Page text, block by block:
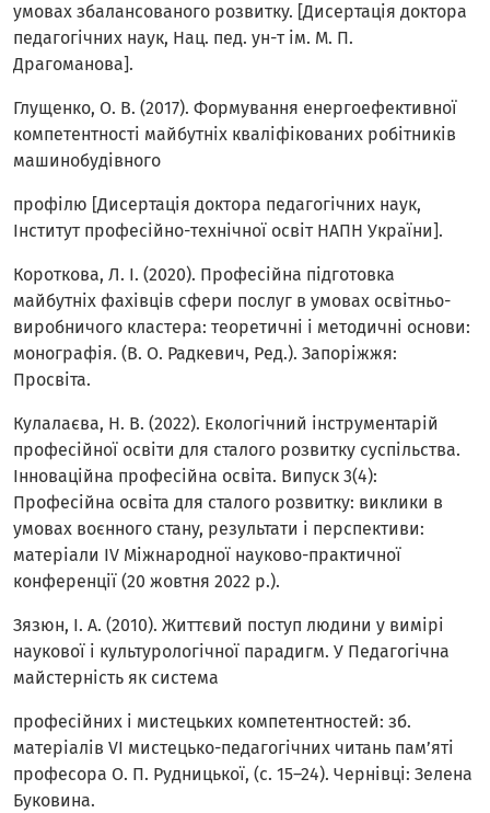
умовах збалансованого розвитку. [Дисертація доктора
педагогічних наук, Нац. пед. ун-т ім. М. П.
Драгоманова].
Глущенко, О. В. (2017). Формування енергоефективної
компетентності майбутніх кваліфікованих робітників
машинобудівного
профілю [Дисертація доктора педагогічних наук,
Інститут професійно-технічної освіт НАПН України].
Короткова, Л. І. (2020). Професійна підготовка
майбутніх фахівців сфери послуг в умовах освітньо-
виробничого кластера: теоретичні і методичні основи:
монографія. (В. О. Радкевич, Ред.). Запоріжжя:
Просвіта.
Кулалаєва, Н. В. (2022). Екологічний інструментарій
професійної освіти для сталого розвитку суспільства.
Інноваційна професійна освіта. Випуск 3(4):
Професійна освіта для сталого розвитку: виклики в
умовах воєнного стану, результати і перспективи:
матеріали ІV Міжнародної науково-практичної
конференції (20 жовтня 2022 р.).
Зязюн, І. А. (2010). Життєвий поступ людини у вимірі
наукової і культурологічної парадигм. У Педагогічна
майстерність як система
професійних і мистецьких компетентностей: зб.
матеріалів VI мистецько-педагогічних читань пам’яті
професора О. П. Рудницької, (с. 15–24). Чернівці: Зелена
Буковина.